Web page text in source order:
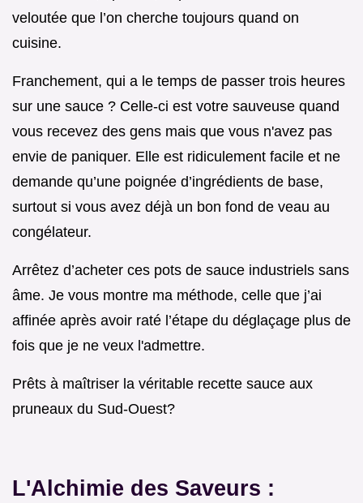
veloutée que l’on cherche toujours quand on
cuisine.
Franchement, qui a le temps de passer trois heures
sur une sauce ? Celle-ci est votre sauveuse quand
vous recevez des gens mais que vous n'avez pas
envie de paniquer. Elle est ridiculement facile et ne
demande qu’une poignée d’ingrédients de base,
surtout si vous avez déjà un bon fond de veau au
congélateur.
Arrêtez d’acheter ces pots de sauce industriels sans
âme. Je vous montre ma méthode, celle que j’ai
affinée après avoir raté l’étape du déglaçage plus de
fois que je ne veux l'admettre.
Prêts à maîtriser la véritable recette sauce aux
pruneaux du Sud-Ouest?
L'Alchimie des Saveurs :